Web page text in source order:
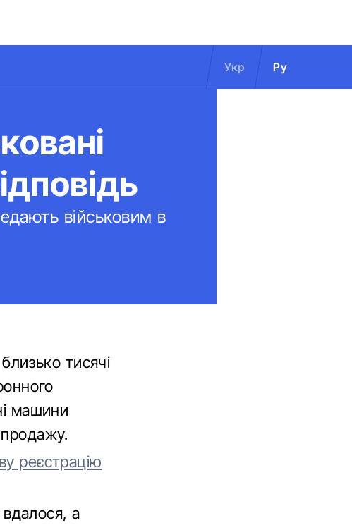
Укр Ру
військовим в
тисячі
машини
реєстрацію
а